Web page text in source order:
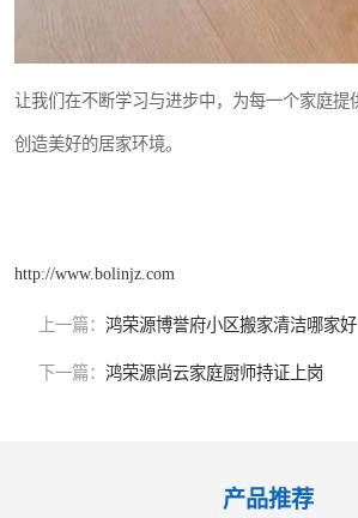
让我们在不断学习与进步中，为每一个家庭提
创造美好的居家环境。
http://www.bolinjz.com
上一篇： 鸿荣源博誉府小区搬家清洁哪家好
下一篇： 鸿荣源尚云家庭厨师持证上岗
产品推荐